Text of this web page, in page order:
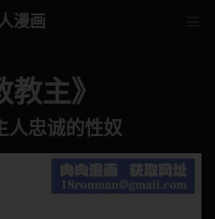
漫画
教主》
人忠诚的性奴